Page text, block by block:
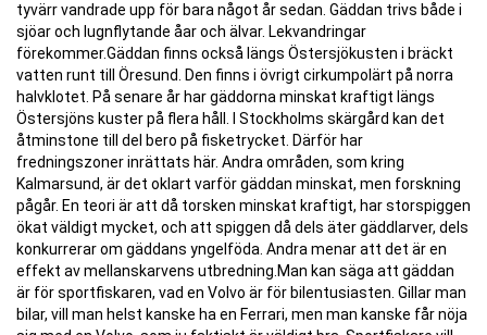
tyvärr vandrade upp för bara något år sedan. Gäddan trivs både i
sjöar och lugnflytande åar och älvar. Lekvandringar
förekommer.Gäddan finns också längs Östersjökusten i bräckt
vatten runt till Öresund. Den finns i övrigt cirkumpolärt på norra
halvklotet. På senare år har gäddorna minskat kraftigt längs
Östersjöns kuster på flera håll. I Stockholms skärgård kan det
åtminstone till del bero på fisketrycket. Därför har
fredningszoner inrättats här. Andra områden, som kring
Kalmarsund, är det oklart varför gäddan minskat, men forskning
pågår. En teori är att då torsken minskat kraftigt, har storspiggen
ökat väldigt mycket, och att spiggen då dels äter gäddlarver, dels
konkurrerar om gäddans yngelföda. Andra menar att det är en
effekt av mellanskarvens utbredning.Man kan säga att gäddan
är för sportfiskaren, vad en Volvo är för bilentusiasten. Gillar man
bilar, vill man helst kanske ha en Ferrari, men man kanske får nöja